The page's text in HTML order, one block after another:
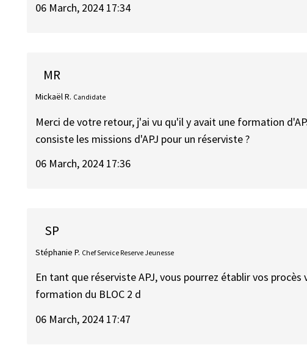
06 March, 2024 17:34
MR
Mickaël R. Candidate
Merci de votre retour, j'ai vu qu'il y avait une formation
consiste les missions d'APJ pour un réserviste ?
06 March, 2024 17:36
SP
Stéphanie P. Chef Service Reserve Jeunesse
En tant que réserviste APJ, vous pourrez établir vos procès
formation du BLOC 2 d
06 March, 2024 17:47